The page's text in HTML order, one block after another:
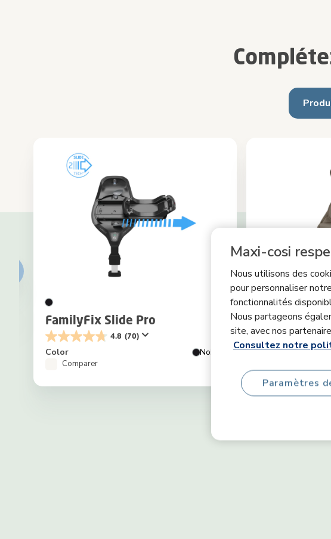
Maxi-cosi
Nous utilisons des
pour personnaliser
fonctionnalités
Nous partageons
site, avec nos
Consultez notre
Paramètres
FamilyFix Slide Pro
4.8 (70)
Color Noir
Comparer
+1
Fame Cabin
Color